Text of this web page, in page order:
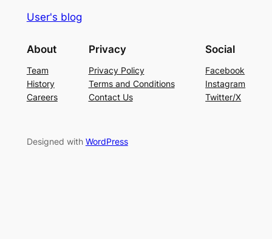
User's blog
About
Team
History
Careers
Privacy
Privacy Policy
Terms and Conditions
Contact Us
Social
Facebook
Instagram
Twitter/X
Designed with WordPress